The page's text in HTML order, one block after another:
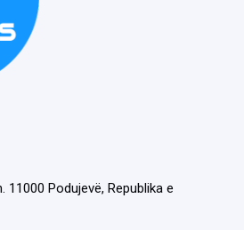
11000 Podujevë, Republika e